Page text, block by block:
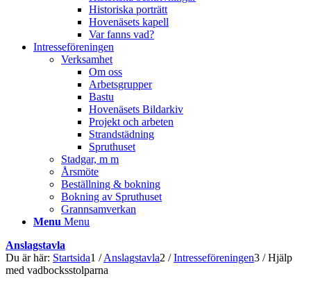
Historiska porträtt
Hovenäsets kapell
Var fanns vad?
Intresseföreningen
Verksamhet
Om oss
Arbetsgrupper
Bastu
Hovenäsets Bildarkiv
Projekt och arbeten
Strandstädning
Spruthuset
Stadgar, m m
Årsmöte
Beställning & bokning
Bokning av Spruthuset
Grannsamverkan
Menu Menu
Anslagstavla
Du är här: Startsida1 / Anslagstavla2 / Intresseföreningen3 / Hjälp
med vadbocksstolparna